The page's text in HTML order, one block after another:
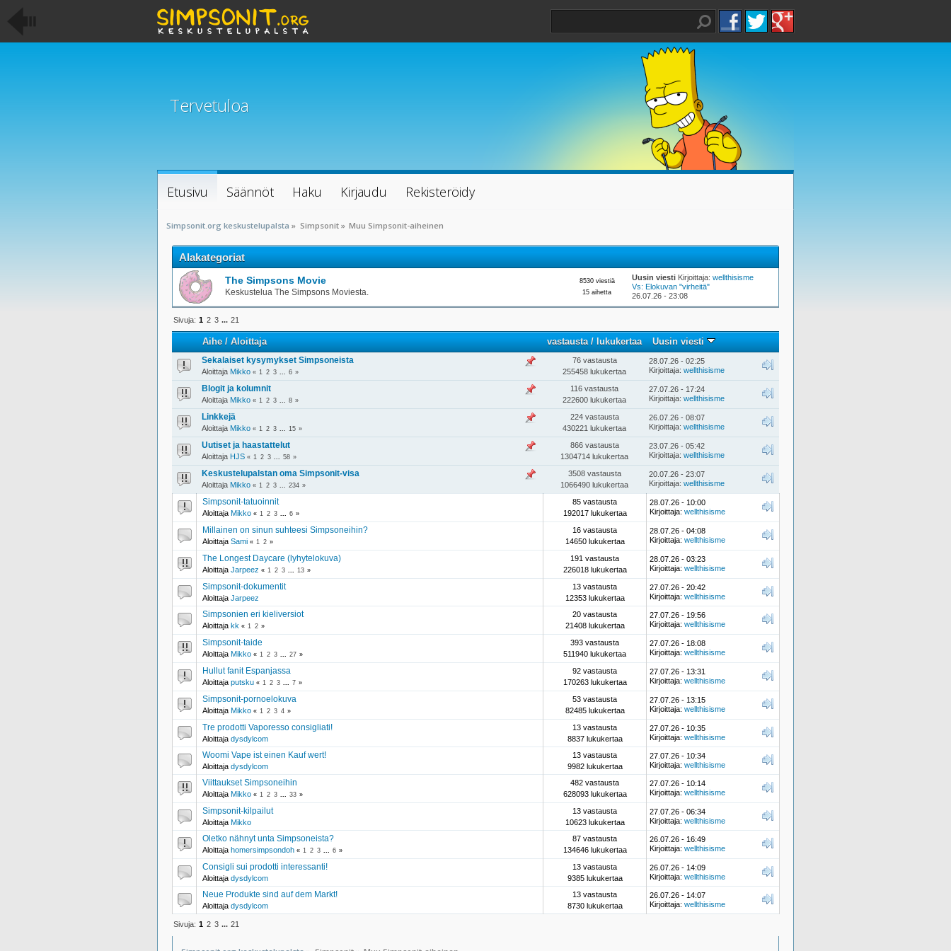
Tervetuloa
Etusivu Säännöt Haku Kirjaudu Rekisteröidy
Simpsonit.org keskustelupalsta » Simpsonit» Muu Simpsonit-aiheinen
Alakategoriat
The Simpsons Movie
Keskustelua The Simpsons Moviesta.
8530 viestiä
15 aihetta
Uusin viesti Kirjoittaja:wellthisisme
Vs: Elokuvan "virheitä"
26.07.26 - 23:08
Sivuja: 1 2 3 ... 21
Aihe/Aloittaja vastausta/lukukertaa Uusin viesti
Sekalaiset kysymykset Simpsoneista
Aloittaja Mikko « 1 2 3 ... 6 »
76 vastausta
255458 lukukertaa
28.07.26 - 02:25
Kirjoittaja: wellthisisme
Blogit ja kolumnit
Aloittaja Mikko « 1 2 3 ... 8 »
116 vastausta
222600 lukukertaa
27.07.26 - 17:24
Kirjoittaja: wellthisisme
Linkkejä
Aloittaja Mikko « 1 2 3 ... 15 »
224 vastausta
430221 lukukertaa
26.07.26 - 08:07
Kirjoittaja: wellthisisme
Uutiset ja haastattelut
Aloittaja HJS « 1 2 3 ... 58 »
866 vastausta
1304714 lukukertaa
23.07.26 - 05:42
Kirjoittaja: wellthisisme
Keskustelupalstan oma Simpsonit-visa
Aloittaja Mikko « 1 2 3 ... 234 »
3508 vastausta
1066490 lukukertaa
20.07.26 - 23:07
Kirjoittaja: wellthisisme
Simpsonit-tatuoinnit
Aloittaja Mikko « 1 2 3 ... 6 »
85 vastausta
192017 lukukertaa
28.07.26 - 10:00
Kirjoittaja: wellthisisme
Millainen on sinun suhteesi Simpsoneihin?
Aloittaja Sami « 1 2 »
16 vastausta
14650 lukukertaa
28.07.26 - 04:08
Kirjoittaja: wellthisisme
The Longest Daycare (lyhytelokuva)
Aloittaja Jarpeez « 1 2 3 ... 13 »
191 vastausta
226018 lukukertaa
28.07.26 - 03:23
Kirjoittaja: wellthisisme
Simpsonit-dokumentit
Aloittaja Jarpeez
13 vastausta
12353 lukukertaa
27.07.26 - 20:42
Kirjoittaja: wellthisisme
Simpsonien eri kieliversiot
Aloittaja kk « 1 2 »
20 vastausta
21408 lukukertaa
27.07.26 - 19:56
Kirjoittaja: wellthisisme
Simpsonit-taide
Aloittaja Mikko « 1 2 3 ... 27 »
393 vastausta
511940 lukukertaa
27.07.26 - 18:08
Kirjoittaja: wellthisisme
Hullut fanit Espanjassa
Aloittaja putsku « 1 2 3 ... 7 »
92 vastausta
170263 lukukertaa
27.07.26 - 13:31
Kirjoittaja: wellthisisme
Simpsonit-pornoelokuva
Aloittaja Mikko « 1 2 3 4 »
53 vastausta
82485 lukukertaa
27.07.26 - 13:15
Kirjoittaja: wellthisisme
Tre prodotti Vaporesso consigliati!
Aloittaja dysdylcom
13 vastausta
8837 lukukertaa
27.07.26 - 10:35
Kirjoittaja: wellthisisme
Woomi Vape ist einen Kauf wert!
Aloittaja dysdylcom
13 vastausta
9982 lukukertaa
27.07.26 - 10:34
Kirjoittaja: wellthisisme
Viittaukset Simpsoneihin
Aloittaja Mikko « 1 2 3 ... 33 »
482 vastausta
628093 lukukertaa
27.07.26 - 10:14
Kirjoittaja: wellthisisme
Simpsonit-kilpailut
Aloittaja Mikko
13 vastausta
10623 lukukertaa
27.07.26 - 06:34
Kirjoittaja: wellthisisme
Oletko nähnyt unta Simpsoneista?
Aloittaja homersimpsondoh « 1 2 3 ... 6 »
87 vastausta
134646 lukukertaa
26.07.26 - 16:49
Kirjoittaja: wellthisisme
Consigli sui prodotti interessanti!
Aloittaja dysdylcom
13 vastausta
9385 lukukertaa
26.07.26 - 14:09
Kirjoittaja: wellthisisme
Neue Produkte sind auf dem Markt!
Aloittaja dysdylcom
13 vastausta
8730 lukukertaa
26.07.26 - 14:07
Kirjoittaja: wellthisisme
Sivuja: 1 2 3 ... 21